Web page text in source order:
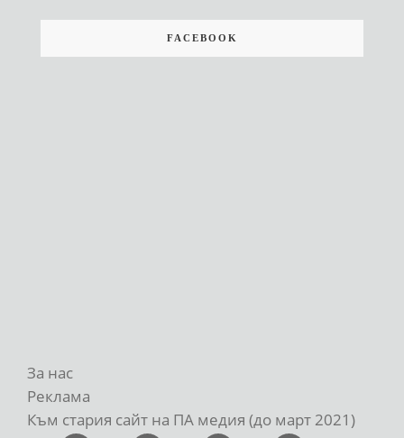
FACEBOOK
За нас
Реклама
Към стария сайт на ПА медия (до март 2021)